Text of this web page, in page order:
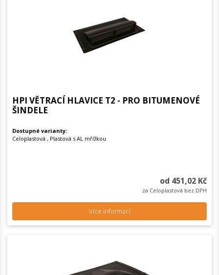
HPI VĚTRACÍ HLAVICE T2 - PRO BITUMENOVÉ
ŠINDELE
Dostupné varianty:
Celoplastová , Plastová s AL mřížkou
od 451,02 Kč
za Celoplastová bez DPH
Více informací